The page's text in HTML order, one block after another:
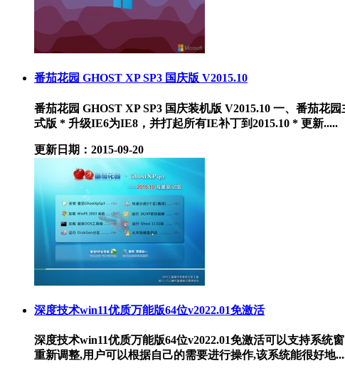
番茄花园 GHOST XP SP3 国庆版 V2015.10
番茄花园 GHOST XP SP3 国庆装机版 V2015.10 一、番茄花
式版 * 升级IE6为IE8，并打起所有IE补丁到2015.10 * 更新.....
更新日期：2015-09-20
深度技术win11优质万能版64位v2022.01免激活
深度技术win11优质万能版64位v2022.01免激活可以支持系
重新调整,用户可以根据自己的需要进行操作,该系统能很好地